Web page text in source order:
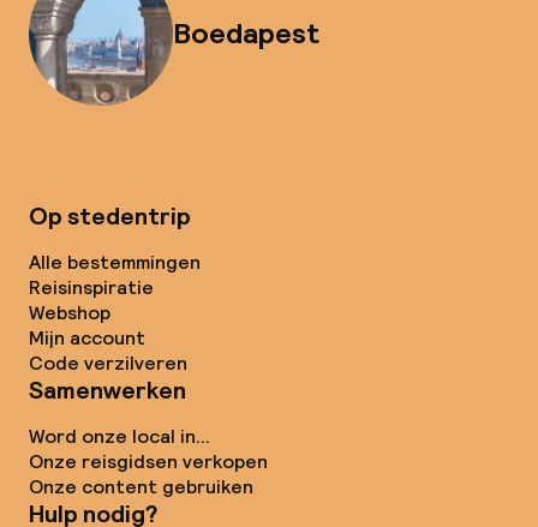
Boedapest
Op stedentrip
Alle bestemmingen
Reisinspiratie
Webshop
Mijn account
Code verzilveren
Samenwerken
Word onze local in...
Onze reisgidsen verkopen
Onze content gebruiken
Hulp nodig?